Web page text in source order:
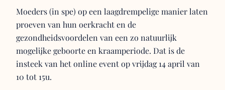
Moeders (in spe) op een laagdrempelige manier laten
proeven van hun oerkracht en de
gezondheidsvoordelen van een zo natuurlijk
mogelijke geboorte en kraamperiode. Dat is de
insteek van het online event op vrijdag 14 april van
10 tot 15u.